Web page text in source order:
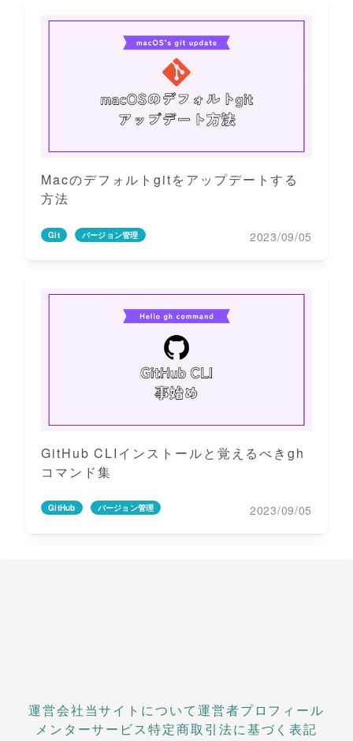
Macのデフォルトgitをアップデートする
方法
Git バージョン管理 2023/09/05
GitHub CLIインストールと覚えるべきgh
コマンド集
GitHub バージョン管理 2023/09/05
運営会社当サイトについて運営者プロフィール
メンターサービス特定商取引法に基づく表記